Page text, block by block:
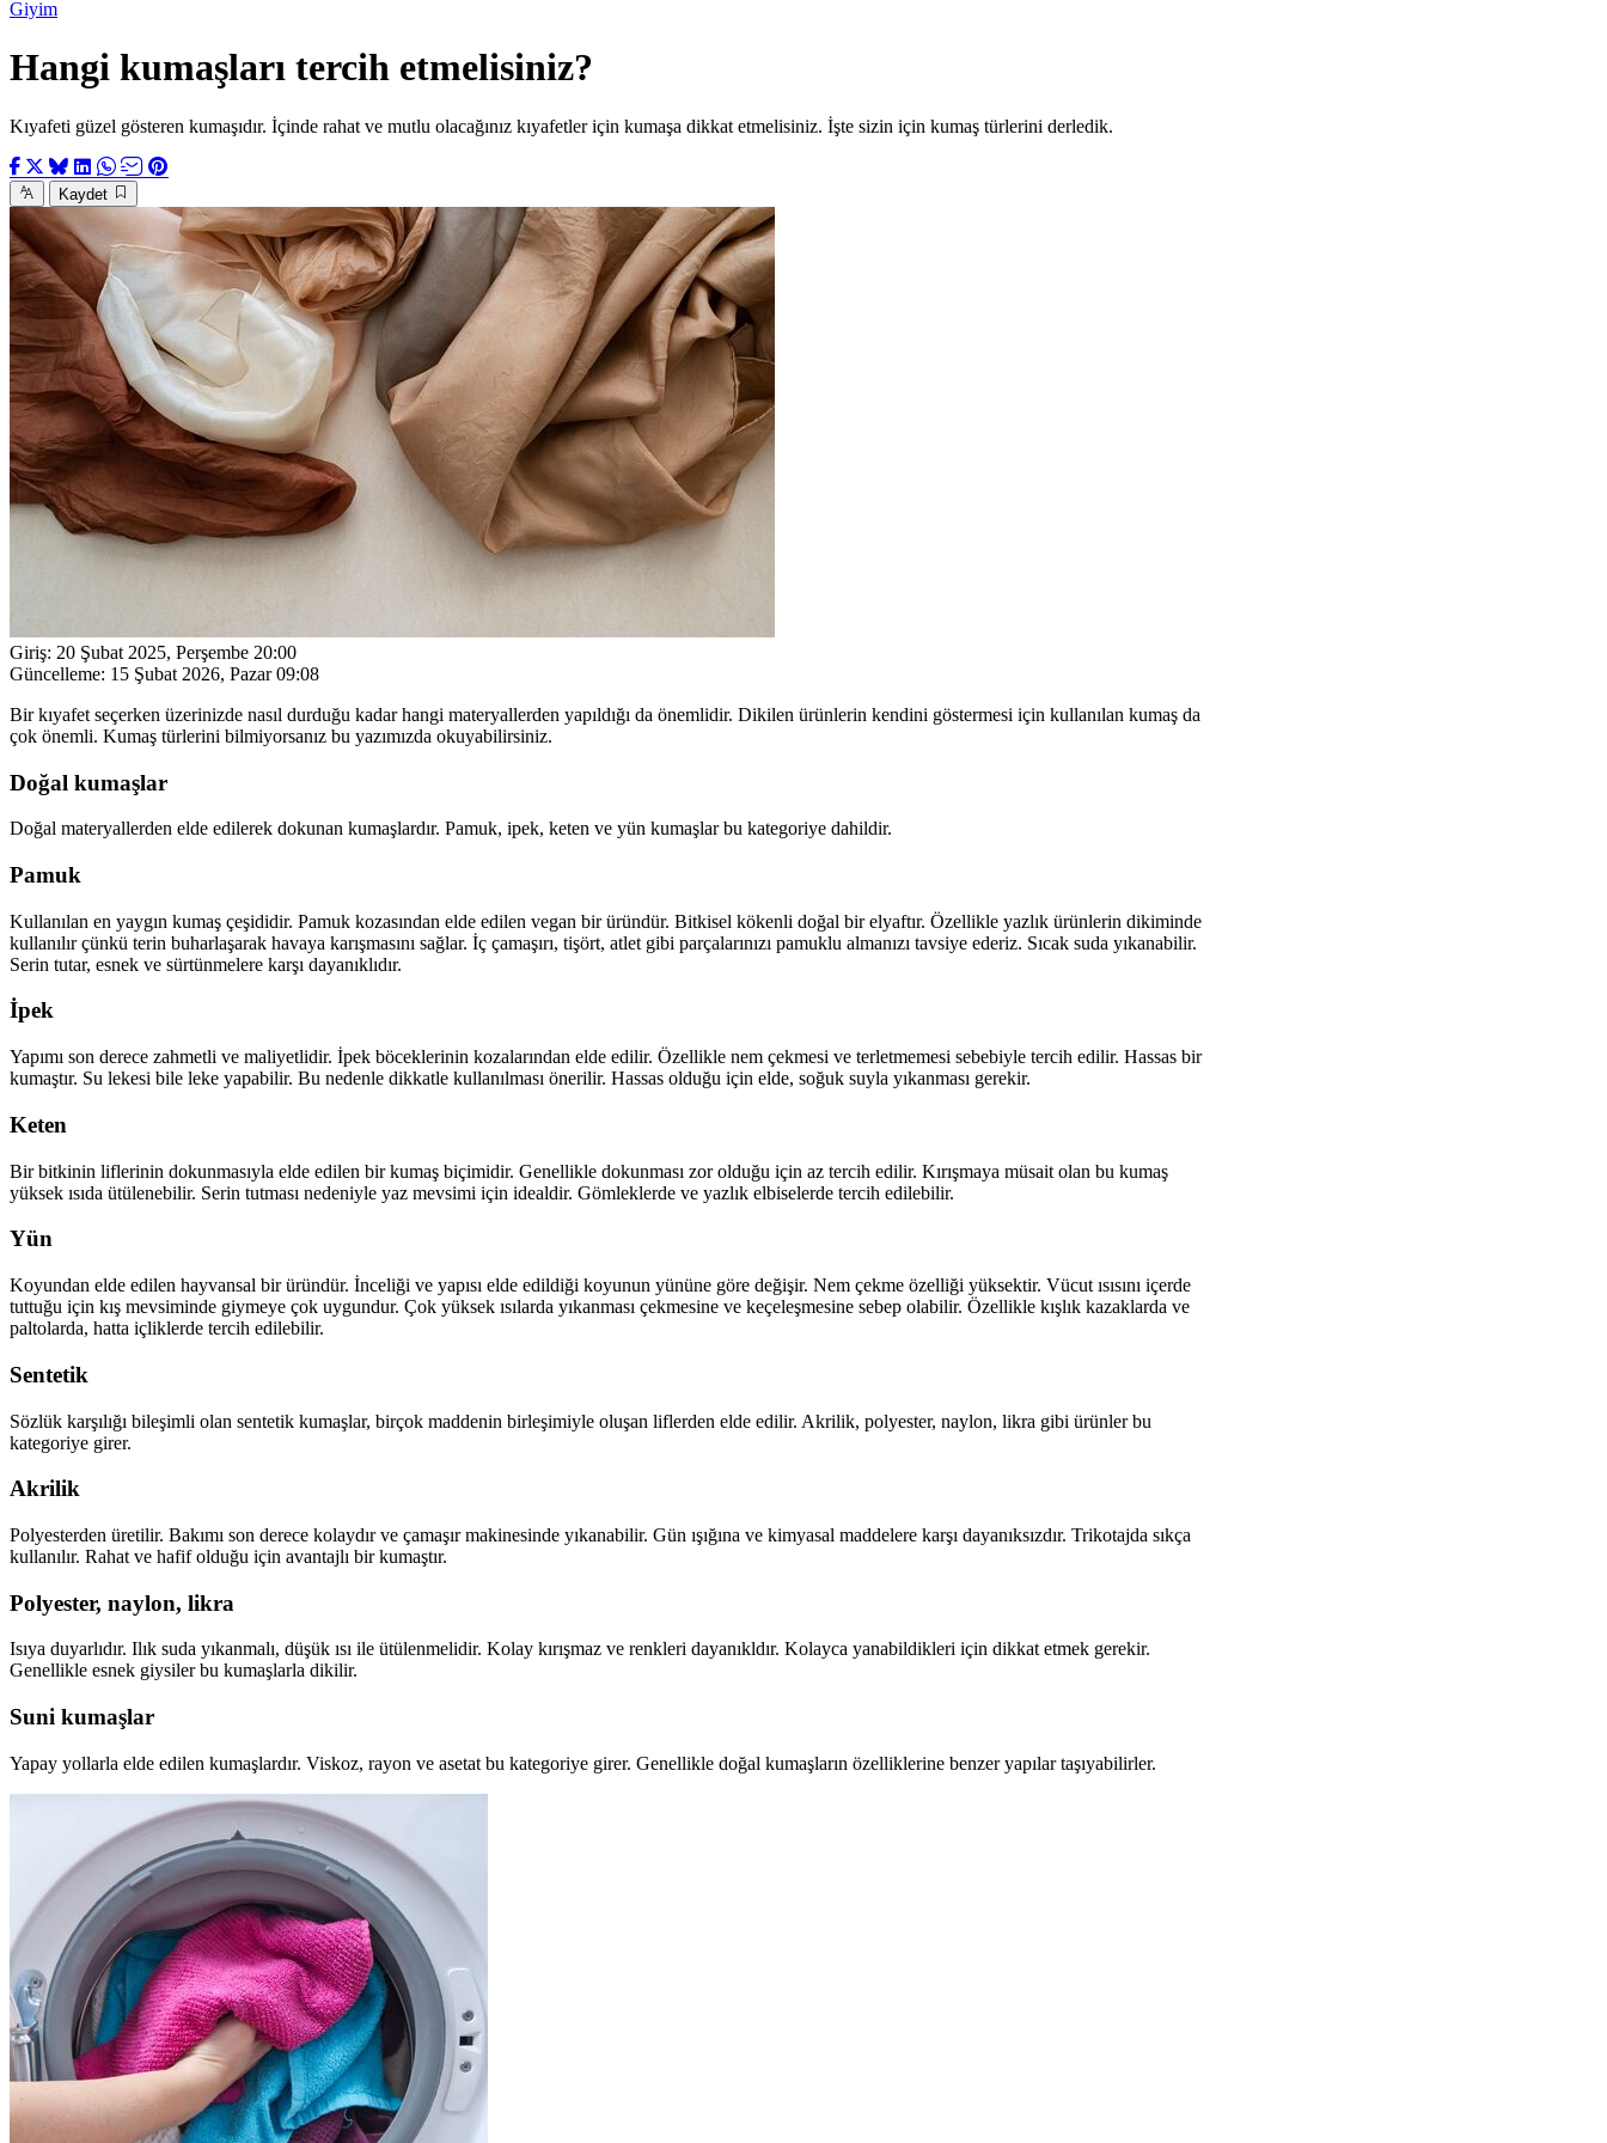
Giyim
Hangi kumaşları tercih etmelisiniz?
Kıyafeti güzel gösteren kumaşıdır. İçinde rahat ve mutlu olacağınız kıyafetler için kumaşa dikkat etmelisiniz. İşte sizin için kumaş türlerini derledik.
Kaydet
Giriş: 20 Şubat 2025, Perşembe 20:00
Güncelleme: 15 Şubat 2026, Pazar 09:08
Bir kıyafet seçerken üzerinizde nasıl durduğu kadar hangi materyallerden yapıldığı da önemlidir. Dikilen ürünlerin kendini göstermesi için kullanılan kumaş da
çok önemli. Kumaş türlerini bilmiyorsanız bu yazımızda okuyabilirsiniz.
Doğal kumaşlar
Doğal materyallerden elde edilerek dokunan kumaşlardır. Pamuk, ipek, keten ve yün kumaşlar bu kategoriye dahildir.
Pamuk
Kullanılan en yaygın kumaş çeşididir. Pamuk kozasından elde edilen vegan bir üründür. Bitkisel kökenli doğal bir elyaftır. Özellikle yazlık ürünlerin dikiminde
kullanılır çünkü terin buharlaşarak havaya karışmasını sağlar. İç çamaşırı, tişört, atlet gibi parçalarınızı pamuklu almanızı tavsiye ederiz. Sıcak suda yıkanabilir.
Serin tutar, esnek ve sürtünmelere karşı dayanıklıdır.
İpek
Yapımı son derece zahmetli ve maliyetlidir. İpek böceklerinin kozalarından elde edilir. Özellikle nem çekmesi ve terletmemesi sebebiyle tercih edilir. Hassas bir
kumaştır. Su lekesi bile leke yapabilir. Bu nedenle dikkatle kullanılması önerilir. Hassas olduğu için elde, soğuk suyla yıkanması gerekir.
Keten
Bir bitkinin liflerinin dokunmasıyla elde edilen bir kumaş biçimidir. Genellikle dokunması zor olduğu için az tercih edilir. Kırışmaya müsait olan bu kumaş
yüksek ısıda ütülenebilir. Serin tutması nedeniyle yaz mevsimi için idealdir. Gömleklerde ve yazlık elbiselerde tercih edilebilir.
Yün
Koyundan elde edilen hayvansal bir üründür. İnceliği ve yapısı elde edildiği koyunun yününe göre değişir. Nem çekme özelliği yüksektir. Vücut ısısını içerde
tuttuğu için kış mevsiminde giymeye çok uygundur. Çok yüksek ısılarda yıkanması çekmesine ve keçeleşmesine sebep olabilir. Özellikle kışlık kazaklarda ve
paltolarda, hatta içliklerde tercih edilebilir.
Sentetik
Sözlük karşılığı bileşimli olan sentetik kumaşlar, birçok maddenin birleşimiyle oluşan liflerden elde edilir. Akrilik, polyester, naylon, likra gibi ürünler bu
kategoriye girer.
Akrilik
Polyesterden üretilir. Bakımı son derece kolaydır ve çamaşır makinesinde yıkanabilir. Gün ışığına ve kimyasal maddelere karşı dayanıksızdır. Trikotajda sıkça
kullanılır. Rahat ve hafif olduğu için avantajlı bir kumaştır.
Polyester, naylon, likra
Isıya duyarlıdır. Ilık suda yıkanmalı, düşük ısı ile ütülenmelidir. Kolay kırışmaz ve renkleri dayanıkldır. Kolayca yanabildikleri için dikkat etmek gerekir.
Genellikle esnek giysiler bu kumaşlarla dikilir.
Suni kumaşlar
Yapay yollarla elde edilen kumaşlardır. Viskoz, rayon ve asetat bu kategoriye girer. Genellikle doğal kumaşların özelliklerine benzer yapılar taşıyabilirler.